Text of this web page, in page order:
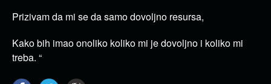
Prizivam da mi se da samo dovoljno resursa,
Kako bih imao onoliko koliko mi je dovoljno i koliko mi
treba. “